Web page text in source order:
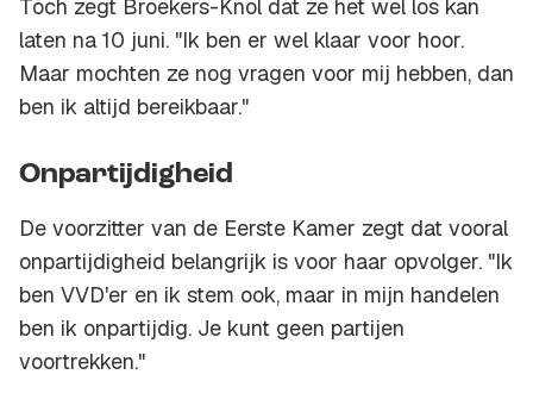
Toch zegt Broekers-Knol dat ze het wel los kan
laten na 10 juni. "Ik ben er wel klaar voor hoor.
Maar mochten ze nog vragen voor mij hebben, dan
ben ik altijd bereikbaar."
Onpartijdigheid
De voorzitter van de Eerste Kamer zegt dat vooral
onpartijdigheid belangrijk is voor haar opvolger. "Ik
ben VVD'er en ik stem ook, maar in mijn handelen
ben ik onpartijdig. Je kunt geen partijen
voortrekken."